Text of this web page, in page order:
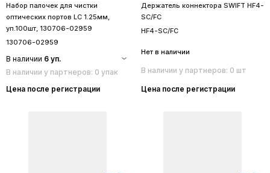
Набор палочек для чистки
оптических портов LC 1.25мм,
уп.100шт, 130706-02959
130706-02959
В наличии 6 уп.
В наличии у партнеров: 0 упак
Цена после регистрации
Держатель коннектора SWIFT HF4-
SC/FC
HF4-SC/FC
Нет в наличии
В наличии у партнеров: 0 шт
Цена после регистрации